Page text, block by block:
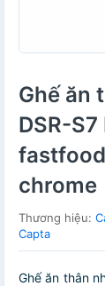
Ghế ăn
DSR-
chrome
Thương hiệu:
Capta
Ghế ăn thân